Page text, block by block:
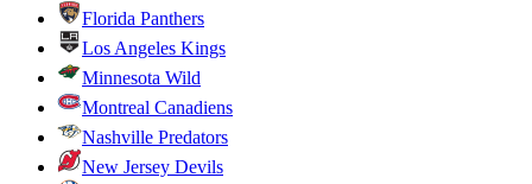
Florida Panthers
Los Angeles Kings
Minnesota Wild
Montreal Canadiens
Nashville Predators
New Jersey Devils